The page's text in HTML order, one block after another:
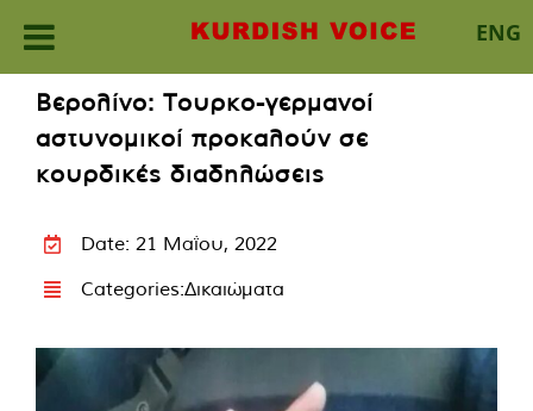
ENG
content
Βερολίνο: Τουρκο-γερμανοί
αστυνομικοί προκαλούν σε
κουρδικές διαδηλώσεις
Date: 21 Μαΐου, 2022
Categories:Δικαιώματα